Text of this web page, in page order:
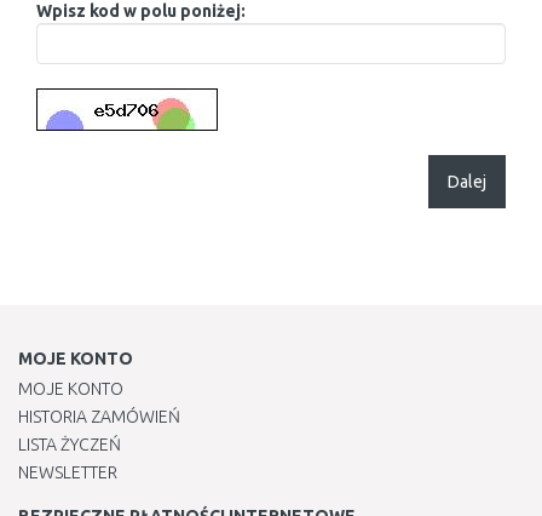
Wpisz kod w polu poniżej:
Dalej
MOJE KONTO
MOJE KONTO
HISTORIA ZAMÓWIEŃ
LISTA ŻYCZEŃ
NEWSLETTER